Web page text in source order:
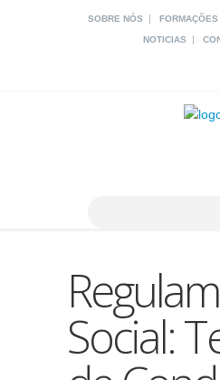
SOBRE NÓS |
NOTICIAS |
Social: